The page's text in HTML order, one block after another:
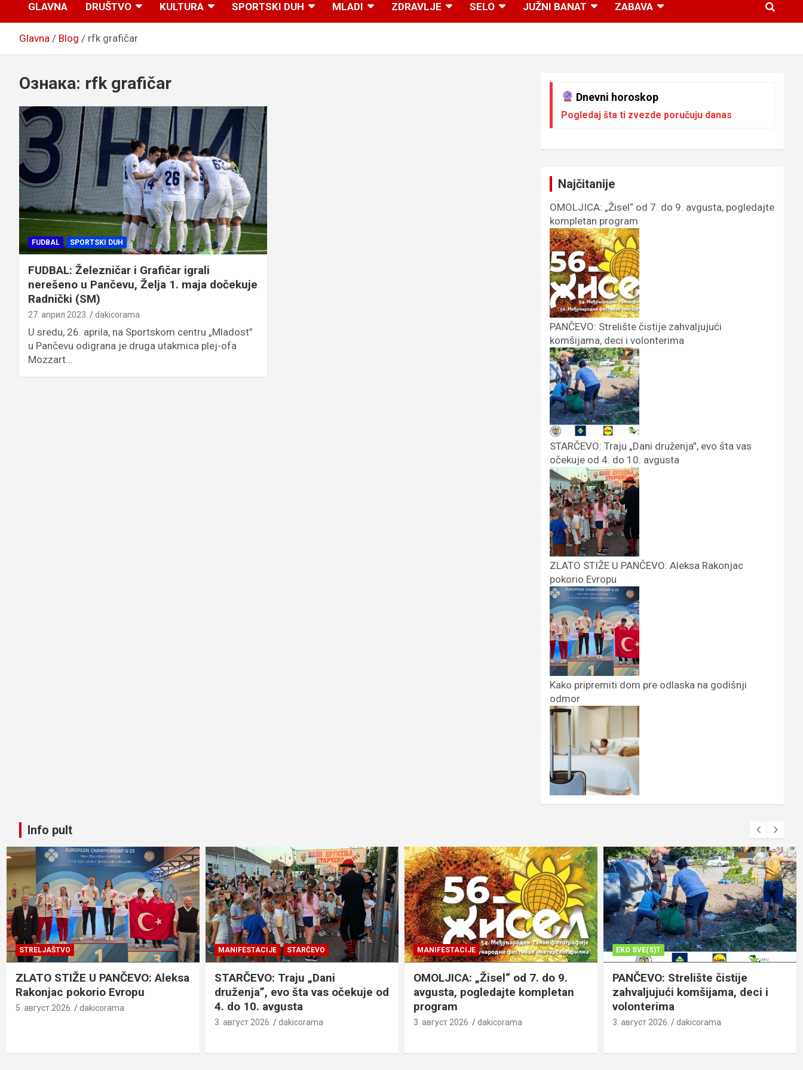
GLAVNA DRUŠTVO KULTURA SPORTSKI DUH MLADI ZDRAVLJE SELO JUŽNI BANAT ZABAVA
Glavna Blog rfk grafičar
Ознака: rfk grafičar
FUDBAL SPORTSKI DUH
FUDBAL: Železničar i Grafičar igrali
nerešeno u Pančevu, Želja 1. maja dočekuje
Radnički (SM)
27. април 2023. dakicorama
U sredu, 26. aprila, na Sportskom centru „Mladost”
u Pančevu odigrana je druga utakmica plej-ofa
Mozzart…
Dnevni horoskop
Pogledaj šta ti zvezde poručuju danas
Najčitanije
OMOLJICA: „Žisel“ od 7. do 9. avgusta, pogledajte
kompletan program
PANČEVO: Strelište čistije zahvaljujući
komšijama, deci i volonterima
STARČEVO: Traju „Dani druženja”, evo šta vas
očekuje od 4. do 10. avgusta
ZLATO STIŽE U PANČEVO: Aleksa Rakonjac
pokorio Evropu
Kako pripremiti dom pre odlaska na godišnji
odmor
Info pult
STRELJAŠTVO
ZLATO STIŽE U PANČEVO: Aleksa
Rakonjac pokorio Evropu
5. август 2026. dakicorama
MANIFESTACIJE STARČEVO
STARČEVO: Traju „Dani
druženja”, evo šta vas očekuje od
4. do 10. avgusta
3. август 2026. dakicorama
MANIFESTACIJE
OMOLJICA: „Žisel“ od 7. do 9.
avgusta, pogledajte kompletan
program
3. август 2026. dakicorama
EKO SVE(S)T
PANČEVO: Strelište čistije
zahvaljujući komšijama, deci i
volonterima
3. август 2026. dakicorama